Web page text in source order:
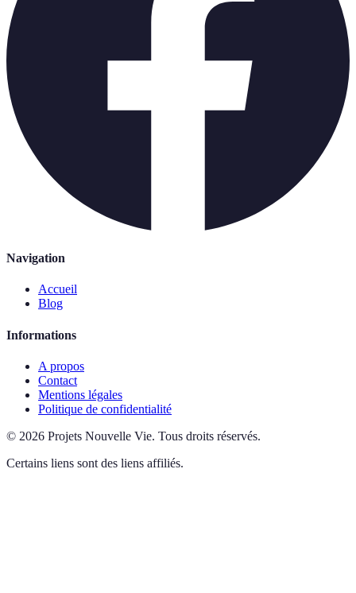
Navigation
Accueil
Blog
Informations
A propos
Contact
Mentions légales
Politique de confidentialité
© 2026 Projets Nouvelle Vie. Tous droits réservés.
Certains liens sont des liens affiliés.